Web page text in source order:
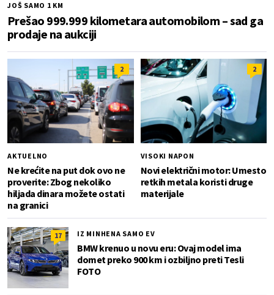
JOŠ SAMO 1 KM
Prešao 999.999 kilometara automobilom – sad ga
prodaje na aukciji
2
AKTUELNO
Ne krećite na put dok ovo ne
proverite: Zbog nekoliko
hiljada dinara možete ostati
na granici
2
VISOKI NAPON
Novi električni motor: Umesto
retkih metala koristi druge
materijale
17 IZ MINHENA SAMO EV
BMW krenuo u novu eru: Ovaj model ima
domet preko 900 km i ozbiljno preti Tesli
FOTO